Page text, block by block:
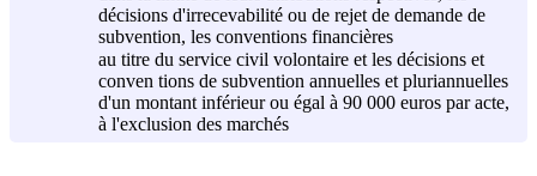
décisions d'irrecevabilité ou de rejet de demande de
subvention, les conventions financières
au titre du service civil volontaire et les décisions et
conven tions de subvention annuelles et pluriannuelles
d'un montant inférieur ou égal à 90 000 euros par acte,
à l'exclusion des marchés